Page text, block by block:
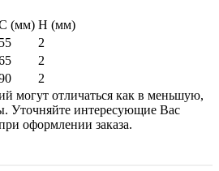
(мм) H (мм)
55
2
2
2
могут отличаться как в меньшую,
Уточняйте интересующие Вас
оформлении заказа.